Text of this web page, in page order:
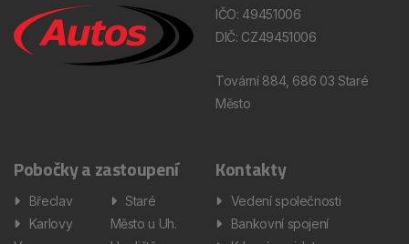
IČO: 49451006
DIČ: CZ49451006
Tovární 884, 686 03 Staré
Město
Pobočky a zastoupení
Břeclav
Karlovy
Staré
Město u Uh.
Kontakty
Vedení společnosti
Bankovní spojení